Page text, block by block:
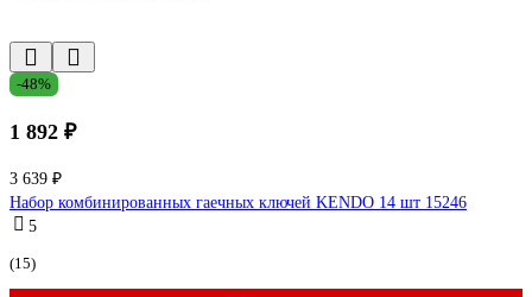
-48%
1 892 ₽
3 639 ₽
Набор комбинированных гаечных ключей KENDO 14 шт 15246
5
(15)